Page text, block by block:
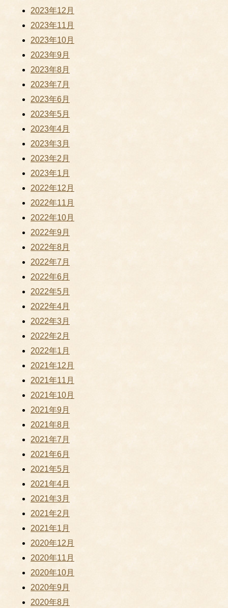
2023年12月
2023年11月
2023年10月
2023年9月
2023年8月
2023年7月
2023年6月
2023年5月
2023年4月
2023年3月
2023年2月
2023年1月
2022年12月
2022年11月
2022年10月
2022年9月
2022年8月
2022年7月
2022年6月
2022年5月
2022年4月
2022年3月
2022年2月
2022年1月
2021年12月
2021年11月
2021年10月
2021年9月
2021年8月
2021年7月
2021年6月
2021年5月
2021年4月
2021年3月
2021年2月
2021年1月
2020年12月
2020年11月
2020年10月
2020年9月
2020年8月